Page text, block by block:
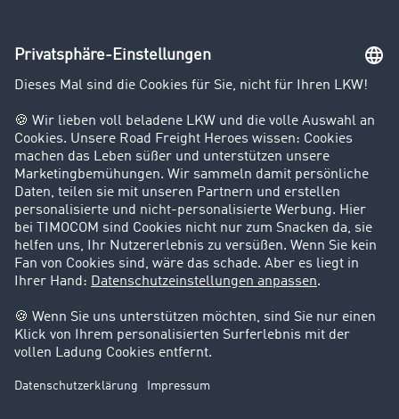
Unternehmen
Kunden werben Kunden
Success Stories
Karriere
Support
Kontakt
Rechtliches
Impressum
AGB